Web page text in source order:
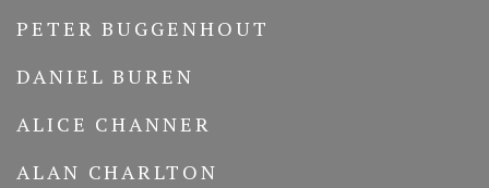
PETER BUGGENHOUT
DANIEL BUREN
ALICE CHANNER
ALAN CHARLTON